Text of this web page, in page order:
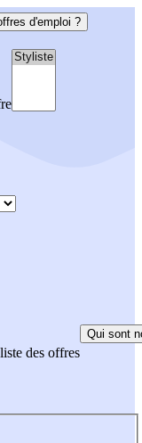
d'emploi ?
des offres
Qui sont